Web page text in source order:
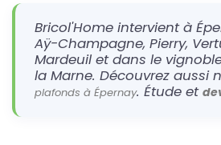
Bricol'Home intervient à
Aÿ-Champagne, Pierry,
Mardeuil et dans le
la Marne. Découvrez aussi
plafonds à Épernay. Étude et